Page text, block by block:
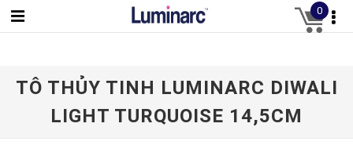
0
TÔ THỦY TINH LUMINARC DIWALI
LIGHT TURQUOISE 14,5CM